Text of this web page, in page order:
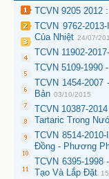
TCVN 9205 2012
TCVN 9762-
Của Nhiệt 24/07/
TCVN 11902-
TCVN 5109-1990
TCVN 1454-
Bản 03/10/2015
TCVN 10387-
Tartaric Trong
TCVN 8514-
Đồng - Phương
TCVN 6395-1998
Tạo Và Lắp Đặt